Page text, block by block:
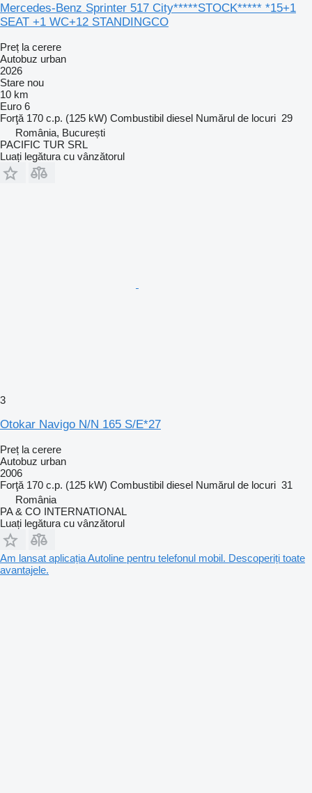
Mercedes-Benz Sprinter 517 City*****STOCK***** *15+1
SEAT +1 WC+12 STANDINGCO
Preț la cerere
Autobuz urban
2026
Stare nou
10 km
Euro 6
Forţă 170 c.p. (125 kW) Combustibil diesel Numărul de locuri 29
România, București
PACIFIC TUR SRL
Luați legătura cu vânzătorul
3
Otokar Navigo N/N 165 S/E*27
Preț la cerere
Autobuz urban
2006
Forţă 170 c.p. (125 kW) Combustibil diesel Numărul de locuri 31
România
PA & CO INTERNATIONAL
Luați legătura cu vânzătorul
Am lansat aplicația Autoline pentru telefonul mobil. Descoperiți toate
avantajele.